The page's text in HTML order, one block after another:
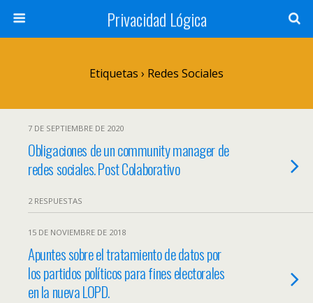
Privacidad Lógica
Etiquetas › Redes Sociales
7 DE SEPTIEMBRE DE 2020
Obligaciones de un community manager de
redes sociales. Post Colaborativo
2 RESPUESTAS
15 DE NOVIEMBRE DE 2018
Apuntes sobre el tratamiento de datos por
los partidos políticos para fines electorales
en la nueva LOPD.